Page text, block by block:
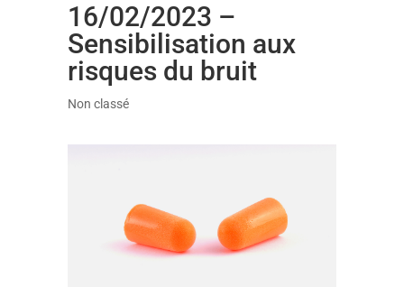
16/02/2023 –
Sensibilisation aux
risques du bruit
Non classé